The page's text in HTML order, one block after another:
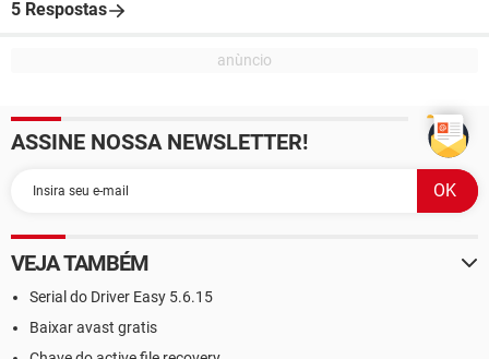
5 Respostas
ASSINE NOSSA NEWSLETTER!
VEJA TAMBÉM
Serial do Driver Easy 5.6.15
Baixar avast gratis